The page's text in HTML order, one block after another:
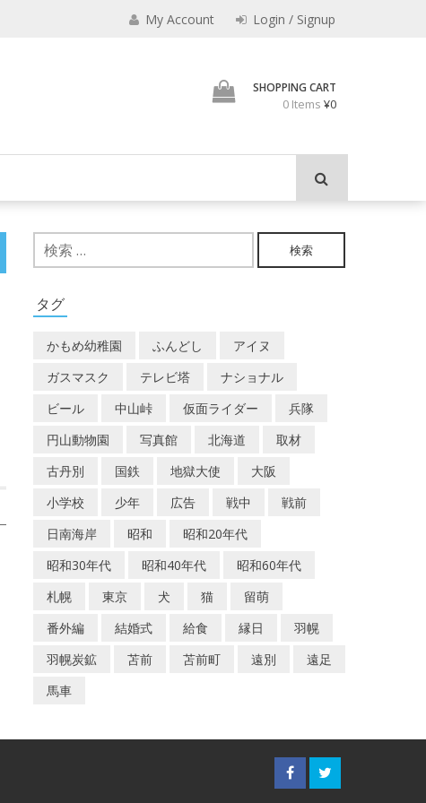
君とよくこの店でみの
My Account Login / Signup
SHOPPING CART
0 Items ¥0
検
索:
タグ
かもめ幼稚園 ふんどし
アイヌ
ガスマスク
テレビ塔
ナショナル
ビール
中山峠 仮面ライダー
兵隊
円山動物園
写真館 北海道
取材
古丹別
国鉄 地獄大使
大阪
小学校
少年 広告 戦中
戦前
日南海岸
昭和
昭和20年代
昭和30年代
昭和40年代
昭和60年代
札幌
東京 犬 猫
留萌
番外編
結婚式 給食 縁日
羽幌
羽幌炭鉱
苫前 苫前町 遠別
遠足
馬車